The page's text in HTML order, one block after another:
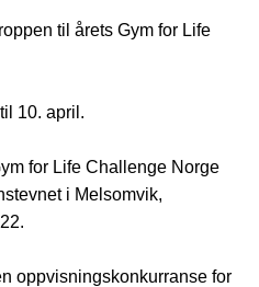
til årets Gym for Life
10. april.
for Life Challenge Norge
i Melsomvik,
oppvisningskonkurranse for